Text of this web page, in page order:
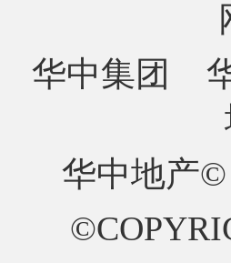
华中集团
华中地产